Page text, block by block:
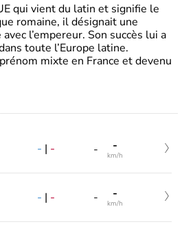
qui vient du latin et signifie le
romaine, il désignait une
l’empereur. Son succès lui a
toute l’Europe latine.
mixte en France et devenu
- | - - -
km/h
- | - - -
km/h